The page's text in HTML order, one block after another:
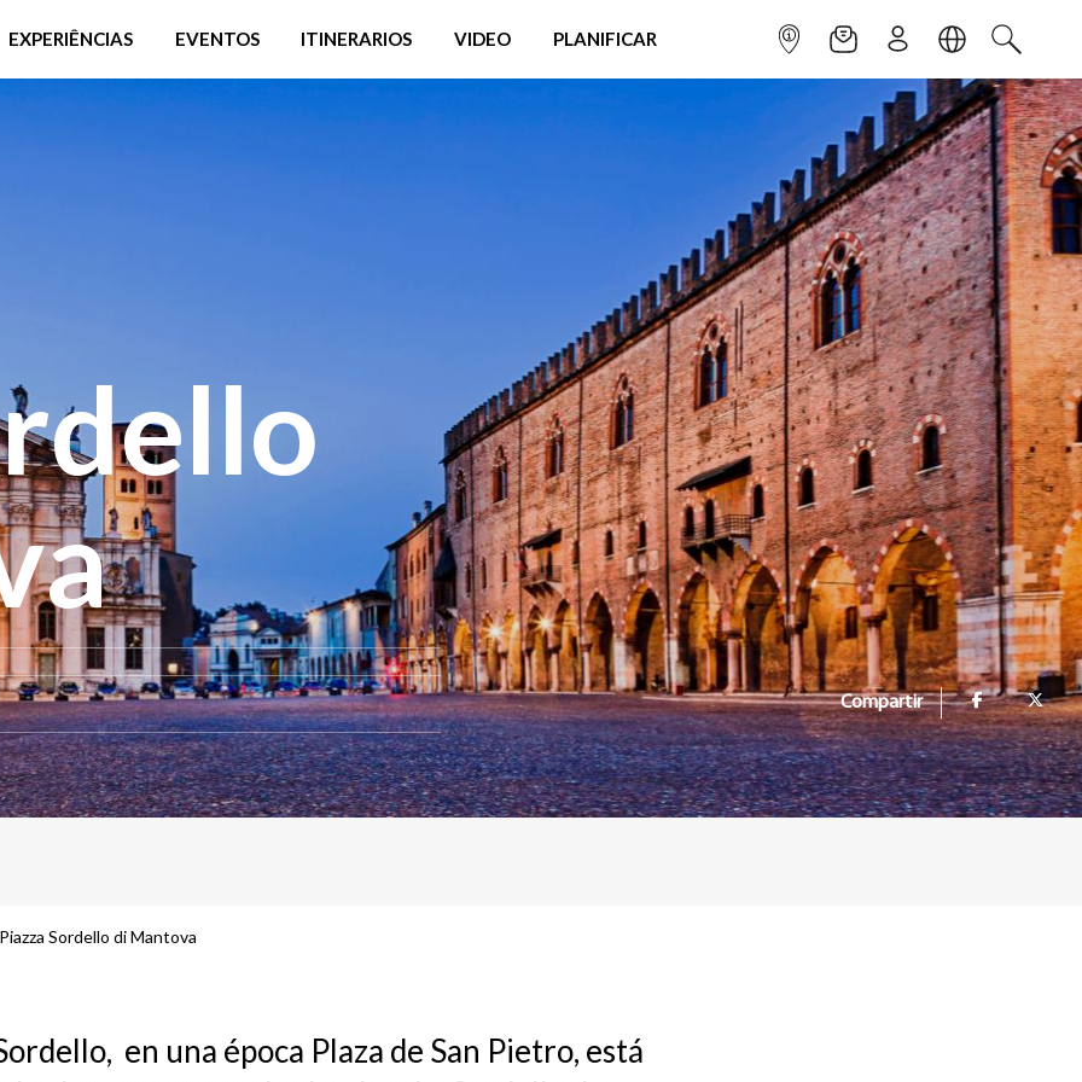
EXPERIÊNCIAS EVENTOS ITINERARIOS VIDEO PLANIFICAR INFOPOINTNEWSLETTER
SUSCRÌBETE
IDIOMABUSCAR
Compartir
Piazza Sordello di Mantova
en una época Plaza de San Pietro, está